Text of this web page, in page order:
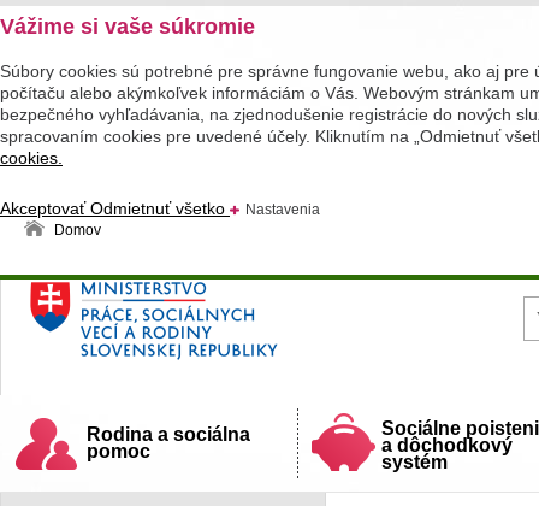
Vážime si vaše súkromie
Súbory cookies sú potrebné pre správne fungovanie webu, ako aj
počítaču alebo akýmkoľvek informáciám o Vás. Webovým stránkam
bezpečného vyhľadávania, na zjednodušenie registrácie do nových
spracovaním cookies pre uvedené účely. Kliknutím na „Odmietnuť
cookies.
AkceptovaťOdmietnuť všetko
Nastavenia
Domov
Ministerstvo práce, sociálnych vecí a rodiny
Slovenskej republiky
Rodina a sociálna
pomoc
Sociálne
a dôchodkový
systém